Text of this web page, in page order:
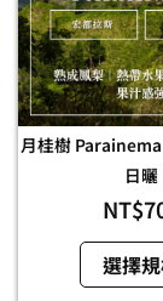
月桂樹 Parainema
日曬
NT$
選擇